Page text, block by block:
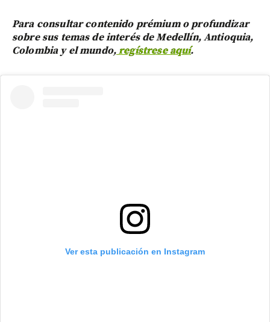
Para consultar contenido prémium o profundizar
sobre sus temas de interés de Medellín, Antioquia,
Colombia y el mundo,regístrese aquí.
Ver esta publicación en Instagram